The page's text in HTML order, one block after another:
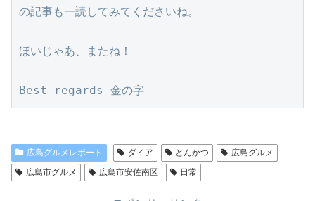
の記事も一読してみてくださいね。
ほいじゃあ、またね！
Best regards 金の字
広島グルメレポート ダイア とんかつ
広島グルメ
広島市グルメ
広島市安佐南区 日常